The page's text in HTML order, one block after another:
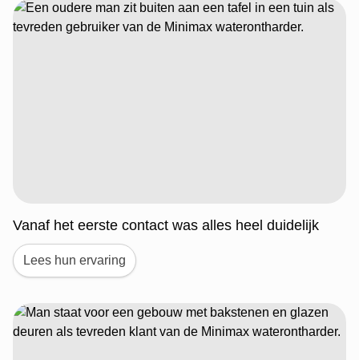
Vanaf het eerste contact was alles heel duidelijk
Lees hun ervaring